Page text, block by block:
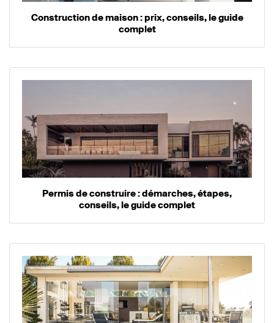
Construction de maison : prix, conseils, le guide
complet
Permis de construire : démarches, étapes,
conseils, le guide complet